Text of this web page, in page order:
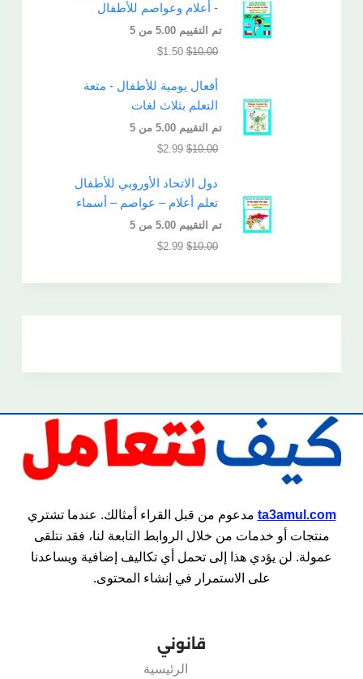
- أعلام وعواصم للأطفال
تم التقييم 5.00من 5
$10.00
$1.50
أفعال يومية للأطفال - متعة
التعلم بثلاث لغات
تم التقييم 5.00من 5
$10.00
$2.99
دول الاتحاد الأوروبي للأطفال
تعلم أعلام – عواصم – أسماء
تم التقييم 5.00من 5
$10.00
$2.99
ta3amul.com مدعوم من قبل القراء أمثالك. عندما تشتري
منتجات أو خدمات من خلال الروابط التابعة لنا، فقد نتلقى
عمولة. لن يؤدي هذا إلى تحمل أي تكاليف إضافية ويساعدنا
على الاستمرار في إنشاء المحتوى.
قانوني
الرئيسية